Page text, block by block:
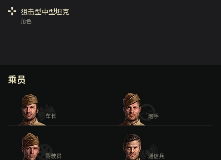
角色
狙击型中型坦克
乘员
车长 炮手
驾驶员 通信兵